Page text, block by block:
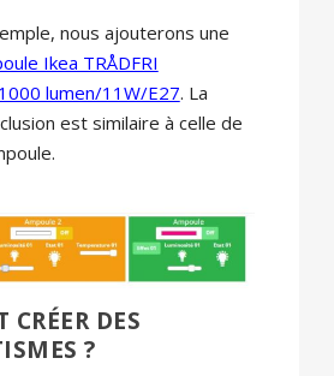
nous ajouterons une
Ikea TRÅDFRI
lumen/11W/E27. La
est similaire à celle de
DES
?